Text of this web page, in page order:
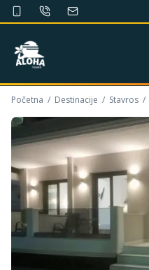
Početna / Destinacije / Stavros /